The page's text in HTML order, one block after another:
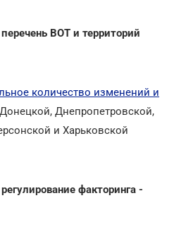
ВОТ и территорий
количество изменений и
Днепропетровской,
и Харьковской
факторинга -